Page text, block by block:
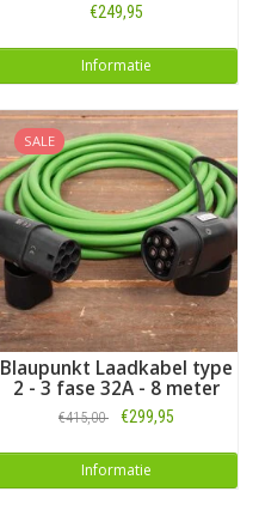
€249,95
Informatie
SALE
Blaupunkt Laadkabel type
2 - 3 fase 32A - 8 meter
€415,00 €299,95
Informatie